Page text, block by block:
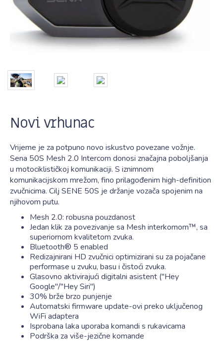
Novi vrhunac
Vrijeme je za potpuno novo iskustvo povezane vožnje.
Sena 50S Mesh 2.0 Intercom donosi značajna poboljšanja
u motociklističkoj komunikaciji. S iznimnom
komunikacijskom mrežom, fino prilagođenim high-definition
zvučnicima. Cilj SENE 50S je držanje vozača spojenim na
njihovom putu.
Mesh 2.0: robusna pouzdanost
Jedan klik za povezivanje sa Mesh interkomom™, sa
superiornom kvalitetom zvuka.
Bluetooth® 5 enabled
Redizajnirani HD zvučnici optimizirani su za pojačane
performase u zvuku, basu i čistoći zvuka.
Glasovno aktivirajući digitalni asistent ("Hey
Google"/"Hey Siri")
30% brže brzo punjenje
Automatski firmware update-ovi preko uključenog
WiFi adaptera
Isprobana laka uporaba komandi s rukavicama
Podrška za više-jezične komande